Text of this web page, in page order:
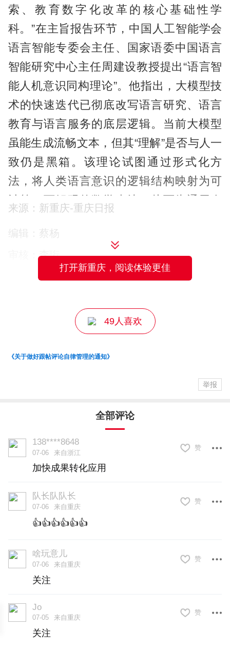
索、教育数字化改革的核心基础性学
科。”在主旨报告环节，中国人工智能学会
语言智能专委会主任、国家语委中国语言
智能研究中心主任周建设教授提出“语言智
能人机意识同构理论”。他指出，大模型技
术的快速迭代已彻底改写语言研究、语言
教育与语言服务的底层逻辑。当前大模型
虽能生成流畅文本，但其“理解”是否与人一
致仍是黑箱。该理论试图通过形式化方
法，将人类语言意识的逻辑结构映射为可
计算、可解码的数学表达，从而为通用人
号解码提供原创性理论工具。
四川外国语大学语言智能学院院长、语言
接⼝与语言认知健康》主题，将脑机接口
的本质和机理与科学哲学、生命哲学、心
从“心—脑—身—器—物”具身多元交互模型
角度，解析了语言脑机接口的类型等。在
他看来，未来，脑机接口将为神经系统疾
病治疗开辟新路，这一技术将从根本上改
变和重塑人与自然界的信息交互方式。
会上，西南大学教授王丽丹、电子科技大
学术成果分享。大会还设置语言智能本科
专业建设院长论坛，各高校外国语学院及
设、交叉课程体系优化、“语言+AI”复合型
人才培养等议题深入研讨。
来源：新重庆-重庆日报
编辑：蔡杨
审核：李珩
主编：匡丽娜
打开新重庆，阅读体验更佳
49人喜欢
《关于做好跟帖评论自律管理的通知》
举报
全部评论
138****8648
07-06 来自浙江
赞
加快成果转化应用
队长队队长
07-06 来自重庆
赞
👍👍👍👍👍👍
啥玩意儿
07-06 来自重庆
赞
关注
Jo
07-05 来自重庆
赞
关注